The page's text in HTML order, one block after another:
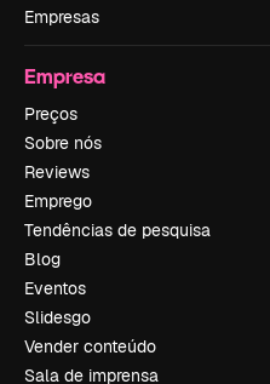
Empresas
Empresa
Preços
Sobre nós
Reviews
Emprego
Tendências de pesquisa
Blog
Eventos
Slidesgo
Vender conteúdo
Sala de imprensa